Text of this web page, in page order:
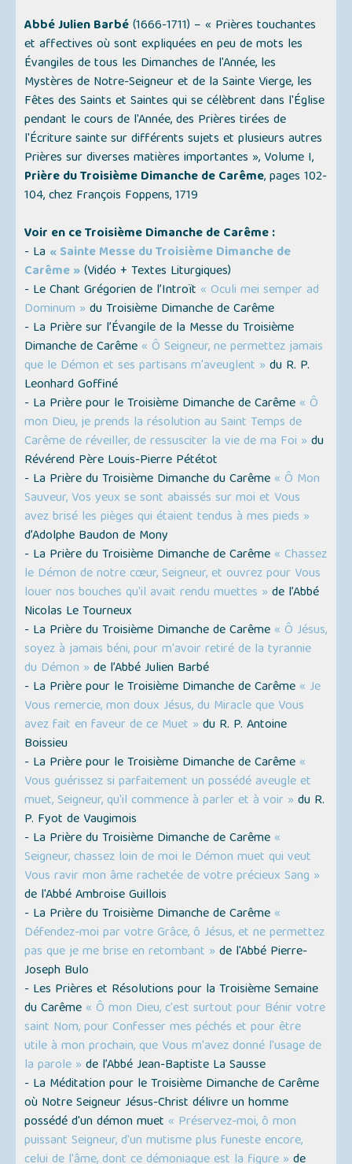
Abbé Julien Barbé(1666-1711) –« Prières touchantes
et affectives où sont expliquées en peu de mots les
Évangiles de tous les Dimanches de l'Année, les
Mystères de Notre-Seigneur et de la Sainte Vierge, les
Fêtes des Saints et Saintes qui se célèbrent dans l'Église
pendant le cours de l'Année, des Prières tirées de
l'Écriture sainte sur différents sujets et plusieurs autres
Prières sur diverses matières importantes », Volume I,
Prière du Troisième Dimanche de Carême, pages 102-
104, chez François Foppens, 1719
Voir en ce Troisième Dimanche de Carême :
- La « Sainte Messe du Troisième Dimanche de
Carême »(Vidéo + Textes Liturgiques)
- Le Chant Grégorien de l’Introït « Oculi mei semper ad
Dominum » du Troisième Dimanche de Carême
- La Prière sur l’Évangile de la Messe du Troisième
Dimanche de Carême « Ô Seigneur, ne permettez jamais
que le Démon et ses partisans m'aveuglent » du R. P.
Leonhard Goffiné
- La Prière pour le Troisième Dimanche de Carême « Ô
mon Dieu, je prends la résolution au Saint Temps de
Carême de réveiller, de ressusciter la vie de ma Foi » du
Révérend Père Louis-Pierre Pététot
- La Prière du Troisième Dimanche du Carême « Ô Mon
Sauveur, Vos yeux se sont abaissés sur moi et Vous
avez brisé les pièges qui étaient tendus à mes pieds »
d’Adolphe Baudon de Mony
- La Prière du Troisième Dimanche de Carême « Chassez
le Démon de notre cœur, Seigneur, et ouvrez pour Vous
louer nos bouches qu'il avait rendu muettes » de l’Abbé
Nicolas Le Tourneux
- La Prière du Troisième Dimanche de Carême « Ô Jésus,
soyez à jamais béni, pour m'avoir retiré de la tyrannie
du Démon » de l’Abbé Julien Barbé
- La Prière pour le Troisième Dimanche de Carême « Je
Vous remercie, mon doux Jésus, du Miracle que Vous
avez fait en faveur de ce Muet » du R. P. Antoine
Boissieu
- La Prière pour le Troisième Dimanche de Carême «
Vous guérissez si parfaitement un possédé aveugle et
muet, Seigneur, qu'il commence à parler et à voir » du R.
P. Fyot de Vaugimois
- La Prière du Troisième Dimanche de Carême «
Seigneur, chassez loin de moi le Démon muet qui veut
Vous ravir mon âme rachetée de votre précieux Sang »
de l'Abbé Ambroise Guillois
- La Prière du Troisième Dimanche de Carême «
Défendez-moi par votre Grâce, ô Jésus, et ne permettez
pas que je me brise en retombant » de l'Abbé Pierre-
Joseph Bulo
- Les Prières et Résolutions pour la Troisième Semaine
du Carême « Ô mon Dieu, c'est surtout pour Bénir votre
saint Nom, pour Confesser mes péchés et pour être
utile à mon prochain, que Vous m'avez donné l'usage de
la parole » de l’Abbé Jean-Baptiste La Sausse
- La Méditation pour le Troisième Dimanche de Carême
où Notre Seigneur Jésus-Christ délivre un homme
possédé d'un démon muet « Préservez-moi, ô mon
puissant Seigneur, d'un mutisme plus funeste encore,